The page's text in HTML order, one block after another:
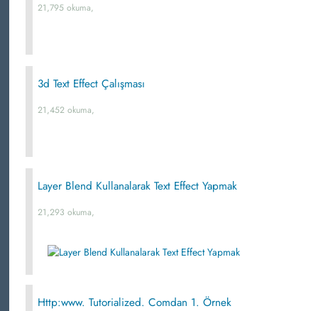
21,795 okuma,
3d Text Effect Çalışması
21,452 okuma,
Layer Blend Kullanalarak Text Effect Yapmak
21,293 okuma,
Http:www. Tutorialized. Comdan 1. Örnek